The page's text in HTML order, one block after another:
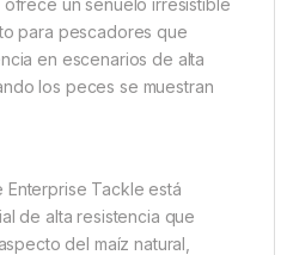
Pop Up
y duradero del
Enterprise Tacklecon la
uno de los aromas más